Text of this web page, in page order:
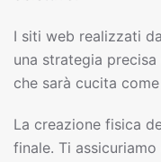
I siti web realizzati
una strategia
che sarà cucita
La creazione fisica
finale. Ti